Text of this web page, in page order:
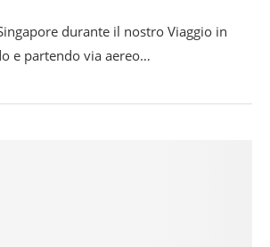
durante il nostro Viaggio in
e partendo via aereo…